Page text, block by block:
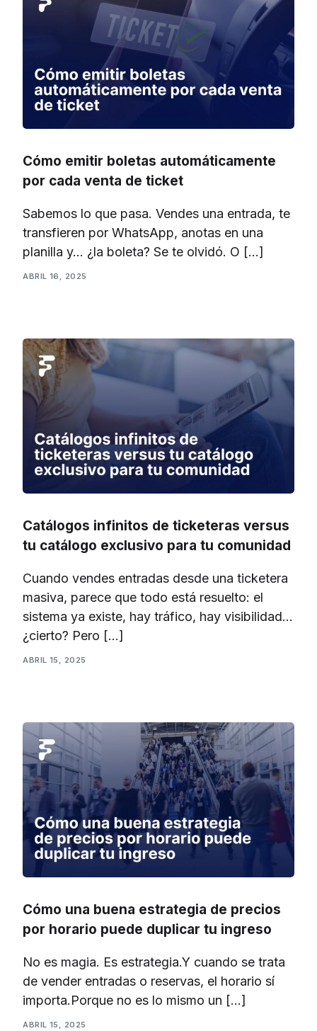
Cómo emitir boletas automáticamente
por cada venta de ticket
Sabemos lo que pasa. Vendes una entrada, te
transfieren por WhatsApp, anotas en una
planilla y… ¿la boleta? Se te olvidó. O […]
ABRIL 16, 2025
Catálogos infinitos de ticketeras versus
tu catálogo exclusivo para tu comunidad
Cuando vendes entradas desde una ticketera
masiva, parece que todo está resuelto: el
sistema ya existe, hay tráfico, hay visibilidad…
¿cierto? Pero […]
ABRIL 15, 2025
Cómo una buena estrategia de precios
por horario puede duplicar tu ingreso
No es magia. Es estrategia.Y cuando se trata
de vender entradas o reservas, el horario sí
importa.Porque no es lo mismo un […]
ABRIL 15, 2025